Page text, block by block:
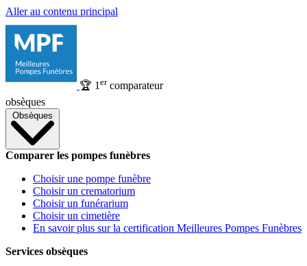
Aller au contenu principal
🏆 1 ercomparateur
obsèques
Obsèques
Comparer les pompes funèbres
Choisir une pompe funèbre
Choisir un crematorium
Choisir un funérarium
Choisir un cimetière
En savoir plus sur la certification Meilleures Pompes Funèbres
Services obsèques